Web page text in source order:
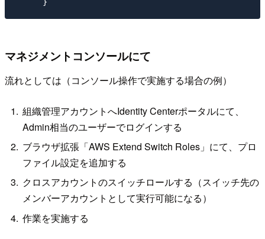
マネジメントコンソールにて
流れとしては（コンソール操作で実施する場合の例）
組織管理アカウントへIdentity Centerポータルにて、
Admin相当のユーザーでログインする
ブラウザ拡張「AWS Extend Switch Roles」にて、プロ
ファイル設定を追加する
クロスアカウントのスイッチロールする（スイッチ先の
メンバーアカウントとして実行可能になる）
作業を実施する